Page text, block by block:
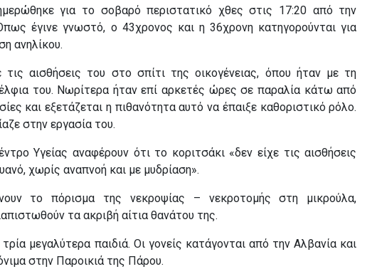
για το σοβαρό περιστατικό χθες στις 17:20 από την
έγινε γνωστό, ο 43χρονος και η 36χρονη κατηγορούνται για
ανηλίκου.
αισθήσεις του στο σπίτι της οικογένειας, όπου ήταν με τη
του. Νωρίτερα ήταν επί αρκετές ώρες σε παραλία κάτω από
και εξετάζεται η πιθανότητα αυτό να έπαιξε καθοριστικό ρόλο.
στην εργασία του.
Υγείας αναφέρουν ότι το κοριτσάκι «δεν είχε τις αισθήσεις
χωρίς αναπνοή και με μυδρίαση».
το πόρισμα της νεκροψίας – νεκροτομής στη μικρούλα,
τα ακριβή αίτια θανάτου της.
τρία μεγαλύτερα παιδιά. Οι γονείς κατάγονται από την Αλβανία και
στην Παροικιά της Πάρου.